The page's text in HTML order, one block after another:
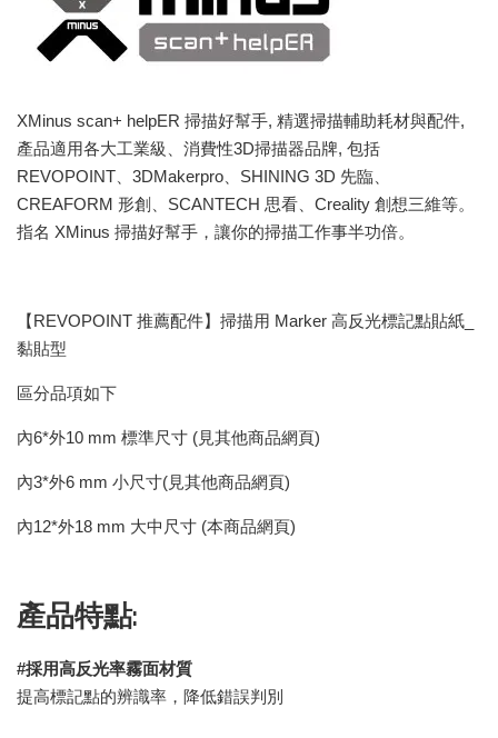
XMinus scan+ helpER 掃描好幫手, 精選掃描輔助耗材與配件,
產品適用各大工業級、消費性3D掃描器品牌, 包括
REVOPOINT、3DMakerpro、SHINING 3D 先臨、
CREAFORM 形創、SCANTECH 思看、Creality 創想三維等。
指名 XMinus 掃描好幫手，讓你的掃描工作事半功倍。
【REVOPOINT 推薦配件】掃描用 Marker 高反光標記點貼紙_
黏貼型
區分品項如下
內6*外10 mm 標準尺寸 (見其他商品網頁)
內3*外6 mm 小尺寸(見其他商品網頁)
內12*外18 mm 大中尺寸 (本商品網頁)
產品特點:
#採用高反光率霧面材質
提高標記點的辨識率，降低錯誤判別